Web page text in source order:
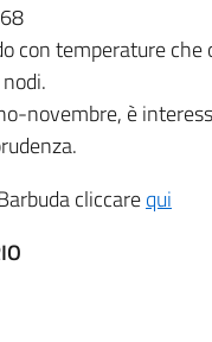
con temperature
novembre, è
cliccarequi